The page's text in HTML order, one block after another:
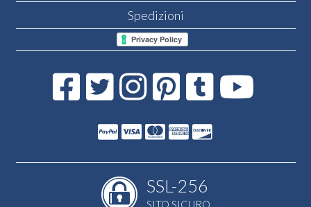
Spedizioni
SSL-256
SITO SICURO